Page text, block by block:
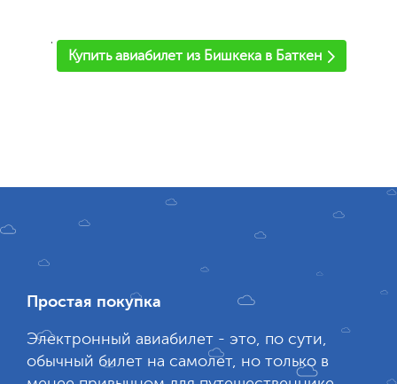
'
Купить авиабилет из Бишкека в Баткен
Простая покупка
Электронный авиабилет - это, по сути,
обычный билет на самолет, но только в